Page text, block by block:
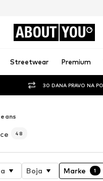
ABOUT YOU
Streetwear Premium
30 DANA PRAVO NA
48
Boja Marke 1